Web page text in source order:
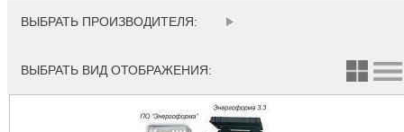
ВЫБРАТЬ ПРОИЗВОДИТЕЛЯ:
ВЫБРАТЬ ВИД ОТОБРАЖЕНИЯ: